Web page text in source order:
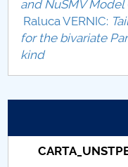
and NuSMV Model
Raluca VERNIC:
for the bivariate
kind
Taxe de